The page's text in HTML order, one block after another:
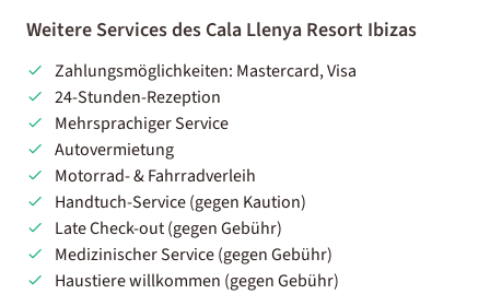
Weitere Services des Cala Llenya Resort Ibizas
Zahlungsmöglichkeiten: Mastercard, Visa
24-Stunden-Rezeption
Mehrsprachiger Service
Autovermietung
Motorrad- & Fahrradverleih
Handtuch-Service (gegen Kaution)
Late Check-out (gegen Gebühr)
Medizinischer Service (gegen Gebühr)
Haustiere willkommen (gegen Gebühr)